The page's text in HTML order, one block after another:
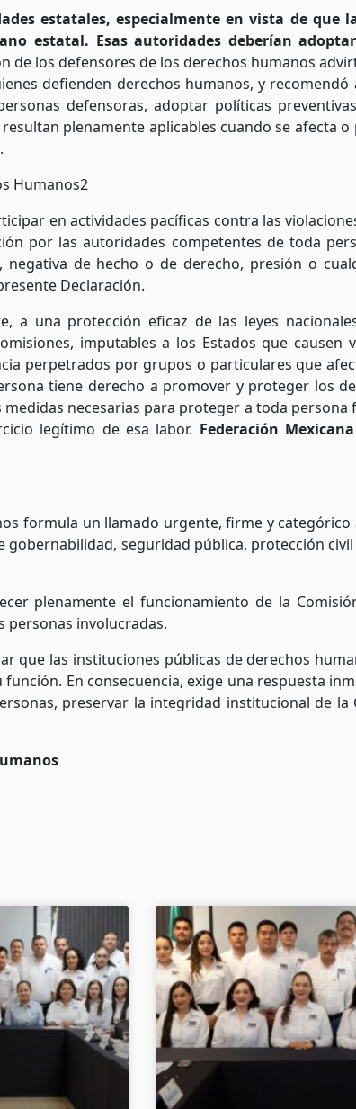
estatales, especialmente en vista de que
estatal. Esas autoridades deberían
de los defensores de los derechos humanos
defienden derechos humanos, y recomendó
defensoras, adoptar políticas
plenamente aplicables cuando se afecta o
Humanos2
en actividades pacíficas contra las
por las autoridades competentes de toda
negativa de hecho o de derecho, presión o
Declaración.
a una protección eficaz de las leyes
imputables a los Estados que causen
perpetrados por grupos o particulares que
tiene derecho a promover y proteger los
necesarias para proteger a toda persona
legítimo de esa labor. Federación
formula un llamado urgente, firme y categórico
seguridad pública, protección
plenamente el funcionamiento de la
personas involucradas.
que las instituciones públicas de derechos
En consecuencia, exige una respuesta
preservar la integridad institucional de la